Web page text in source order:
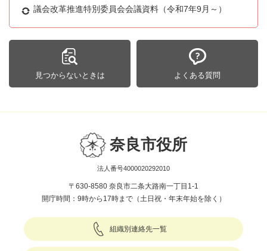
議会改革推進特別委員会会議資料（令和7年9月～）
見つからないときは よくある質問
奈良市役所
法人番号4000020292010
〒630-8580 奈良市二条大路南一丁目1-1
開庁時間：9時から17時まで（土日祝・年末年始を除く）
組織別連絡先一覧